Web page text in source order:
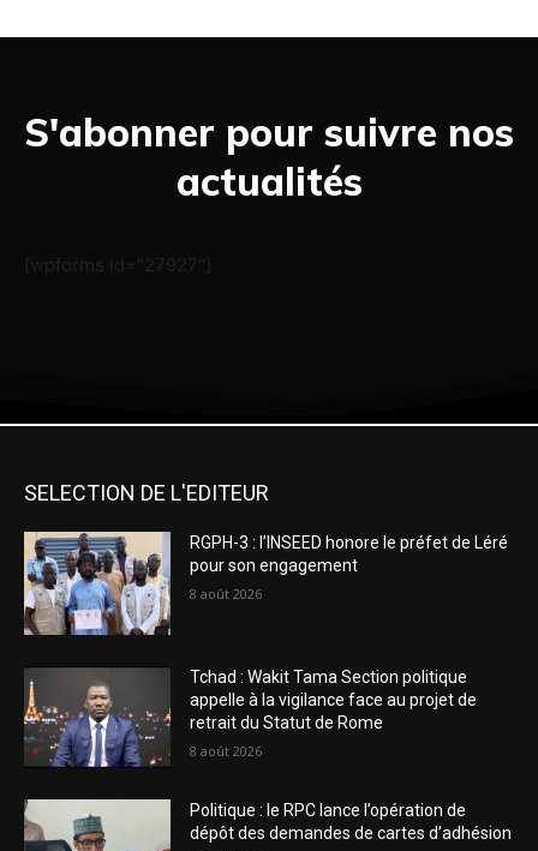
S'abonner pour suivre nos
actualités
[wpforms id="27927"]
SELECTION DE L'EDITEUR
RGPH-3 : l’INSEED honore le préfet de Léré
pour son engagement
8 août 2026
Tchad : Wakit Tama Section politique
appelle à la vigilance face au projet de
retrait du Statut de Rome
8 août 2026
Politique : le RPC lance l’opération de
dépôt des demandes de cartes d’adhésion